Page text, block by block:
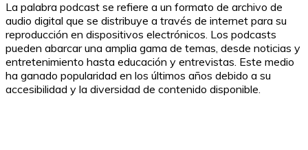
La palabra podcast se refiere a un formato de archivo de
audio digital que se distribuye a través de internet para su
reproducción en dispositivos electrónicos. Los podcasts
pueden abarcar una amplia gama de temas, desde noticias y
entretenimiento hasta educación y entrevistas. Este medio
ha ganado popularidad en los últimos años debido a su
accesibilidad y la diversidad de contenido disponible.